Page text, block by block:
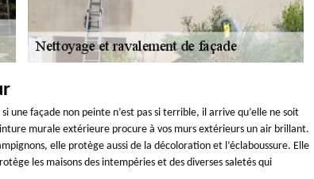
une façade non peinte n’est pas si terrible, il arrive qu’elle ne soit
murale extérieure procure à vos murs extérieurs un air brillant.
elle protège aussi de la décoloration et l’éclaboussure. Elle
les maisons des intempéries et des diverses saletés qui